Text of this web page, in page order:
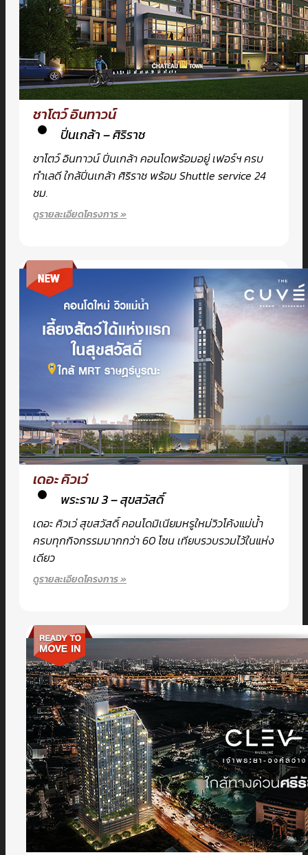
ชาโตว์ อินทาวน์
ปิ่นเกล้า – ศิริราช
ชาโตว์ อินทาวน์ ปิ่นเกล้า คอนโดพร้อมอยู่ เฟอร์ฯ ครบ
ทำเลดี ใกล้ปิ่นเกล้า ศิริราช พร้อม Shuttle service 24
ชม.
ดูรายละเอียดโครงการ »
เดอะ คิวเว่
พระราม 3 – สุขสวัสดิ์
เดอะ คิวเว่ สุขสวัสดิ์ คอนโดมิเนียมหรูใหม่วิวโค้งแม่น้ำ
ครบทุกกิจกรรมมากกว่า 60 โซน เทียบรวบรวมไว้ในแห่ง
เดียว
ดูรายละเอียดโครงการ »